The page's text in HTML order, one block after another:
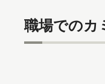
職場でのカ